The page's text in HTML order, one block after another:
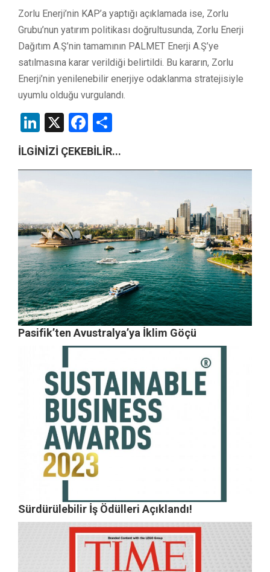
Zorlu Enerji’nin KAP’a yaptığı açıklamada ise, Zorlu
Grubu’nun yatırım politikası doğrultusunda, Zorlu Enerji
Dağıtım A.Ş’nin tamamının PALMET Enerji A.Ş’ye
satılmasına karar verildiği belirtildi. Bu kararın, Zorlu
Enerji’nin yenilenebilir enerjiye odaklanma stratejisiyle
uyumlu olduğu vurgulandı.
LinkedIn
X Facebook
İLGİNİZİ ÇEKEBİLİR...
Pasifik’ten Avustralya’ya İklim Göçü
Sürdürülebilir İş Ödülleri Açıklandı!